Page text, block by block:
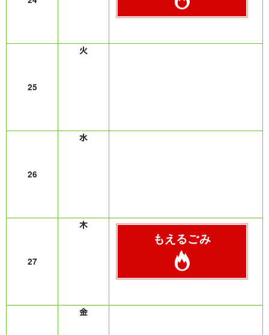
25
26
27
もえるごみ